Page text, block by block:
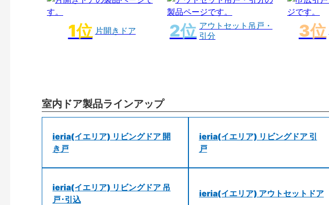
片開きドア
アウトセット吊戸・
引分
室内ドア製品ラインアップ
ieria(イエリア) リビングドア 開
き戸
ieria(イエリア) リビングドア 引
戸
ieria(イエリア) リビングドア 吊
戸･引込
ieria(イエリア) アウトセットドア